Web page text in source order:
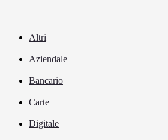
Altri
Aziendale
Bancario
Carte
Digitale